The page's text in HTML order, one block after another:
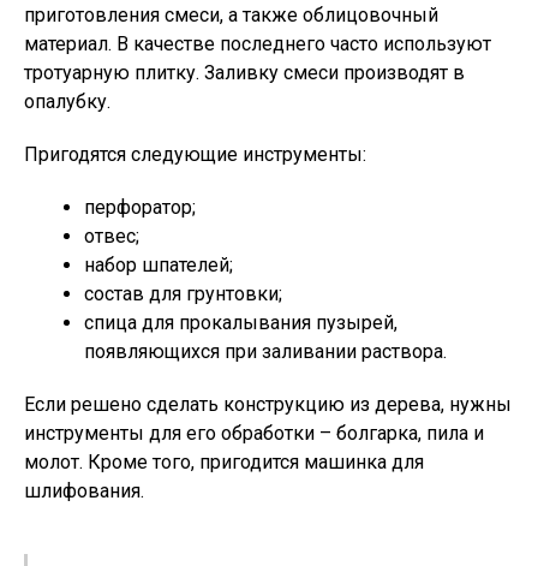
приготовления смеси, а также облицовочный
материал. В качестве последнего часто используют
тротуарную плитку. Заливку смеси производят в
опалубку.
Пригодятся следующие инструменты:
перфоратор;
отвес;
набор шпателей;
состав для грунтовки;
спица для прокалывания пузырей,
появляющихся при заливании раствора.
Если решено сделать конструкцию из дерева, нужны
инструменты для его обработки – болгарка, пила и
молот. Кроме того, пригодится машинка для
шлифования.